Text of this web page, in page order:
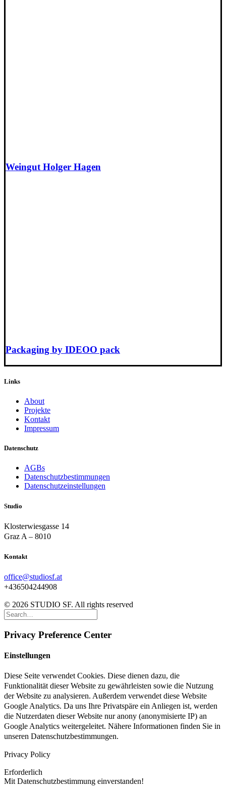
Weingut Holger Hagen
Packaging by IDEOO pack
Links
About
Projekte
Kontakt
Impressum
Datenschutz
AGBs
Datenschutzbestimmungen
Datenschutzeinstellungen
Studio
Klosterwiesgasse 14
Graz A – 8010
Kontakt
office@studiosf.at
+436504244908
© 2026 STUDIO SF. All rights reserved
Privacy Preference Center
Einstellungen
Diese Seite verwendet Cookies. Diese dienen dazu, die
Funktionalität dieser Website zu gewährleisten sowie die Nutzung
der Website zu analysieren. Außerdem verwendet diese Website
Google Analytics. Da uns Ihre Privatspäre ein Anliegen ist, werden
die Nutzerdaten dieser Website nur anony (anonymisierte IP) an
Google Analytics weitergeleitet. Nähere Informationen finden Sie in
unseren Datenschutzbestimmungen.
Privacy Policy
Erforderlich
Mit Datenschutzbestimmung einverstanden!